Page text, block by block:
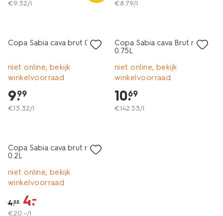
€9.32/l €8.79/l
Copa Sabia cava brut 0.75L
niet online, bekijk
winkelvoorraad
9.
99
€13.32/l
Copa Sabia cava Brut rosé
0.75L
niet online, bekijk
winkelvoorraad
10.
69
€142.53/l
Copa Sabia cava brut mini
0.2L
niet online, bekijk
winkelvoorraad
4.99 4.
–
€20.–/l